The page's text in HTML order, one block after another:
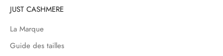
JUST CASHMERE
La Marque
Guide des tailles